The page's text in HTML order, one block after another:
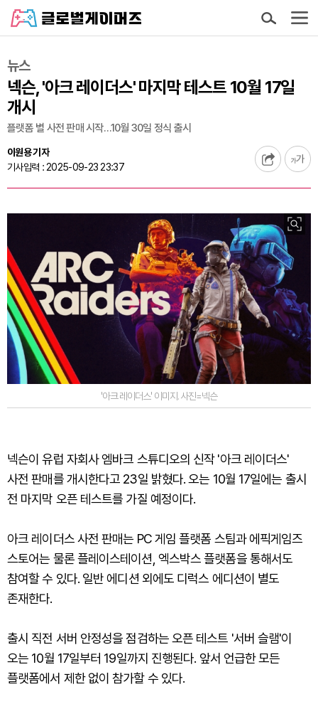
뉴스
넥슨, '아크 레이더스' 마지막 테스트 10월 17일
개시
플랫폼 별 사전 판매 시작…10월 30일 정식 출시
이원용 기자
기사입력 : 2025-09-23 23:37
'아크 레이더스' 이미지. 사진=넥슨
넥슨이 유럽 자회사 엠바크 스튜디오의 신작 '아크 레이더스'
사전 판매를 개시한다고 23일 밝혔다. 오는 10월 17일에는 출시
전 마지막 오픈 테스트를 가질 예정이다.
아크 레이더스 사전 판매는 PC 게임 플랫폼 스팀과 에픽게임즈
스토어는 물론 플레이스테이션, 엑스박스 플랫폼을 통해서도
참여할 수 있다. 일반 에디션 외에도 디럭스 에디션이 별도
존재한다.
출시 직전 서버 안정성을 점검하는 오픈 테스트 '서버 슬램'이
오는 10월 17일부터 19일까지 진행된다. 앞서 언급한 모든
플랫폼에서 제한 없이 참가할 수 있다.